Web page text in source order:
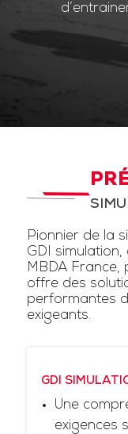
Pionnier de la
GDI simulation,
MBDA
offre des
performantes
exigeants.
GDI
Une
exigences